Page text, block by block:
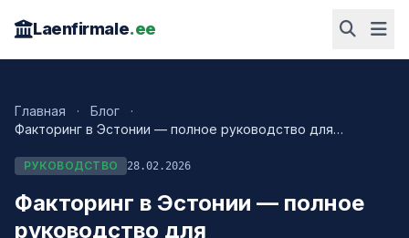
Laenfirmale.ee
Главная · Блог
·
Факторинг в Эстонии — полное руководство для
РУКОВОДСТВО 28.02.2026
Факторинг в Эстонии — полное
руководство для